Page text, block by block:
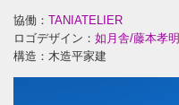
協働： TANIATELIER
ロゴデザイン： 如月舎/藤本孝明
構造：木造平家建